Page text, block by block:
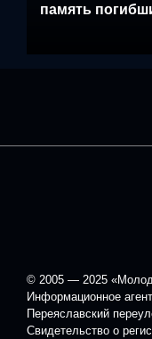
память
© 2005 — 2025
Информационное
Переяславский
Свидетельство о